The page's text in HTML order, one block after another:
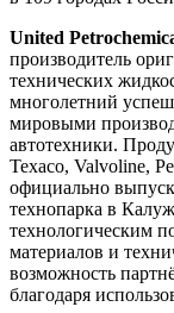
United
производитель
технических
многолетний
мировыми
автотехники.
Texaco, Valvoline,
официально
технопарка в
технологическим
материалов и
возможность
благодаря